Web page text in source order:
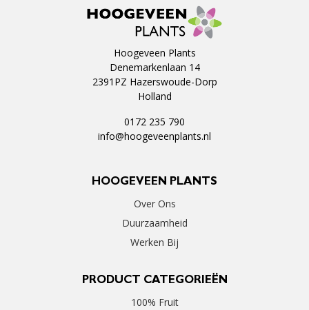
Hoogeveen Plants
Denemarkenlaan 14
2391PZ Hazerswoude-Dorp
Holland
0172 235 790
info@hoogeveenplants.nl
HOOGEVEEN PLANTS
Over Ons
Duurzaamheid
Werken Bij
PRODUCT CATEGORIEËN
100% Fruit